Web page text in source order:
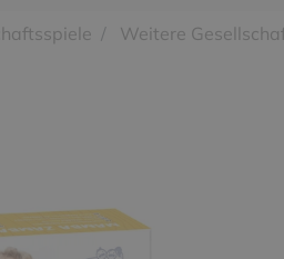
Weitere